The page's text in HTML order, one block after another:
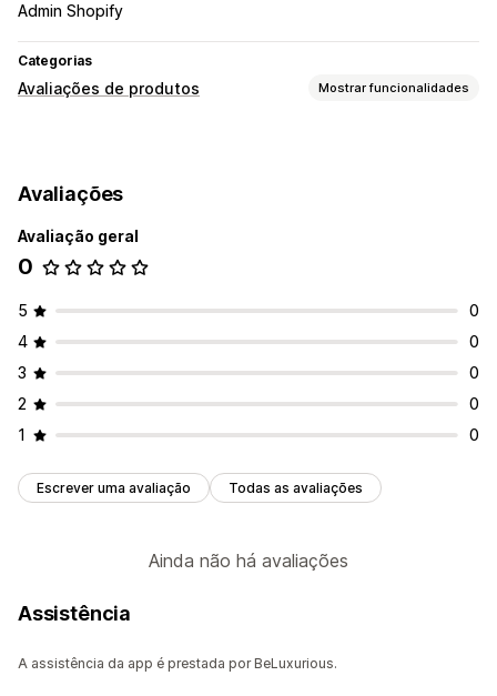
Admin Shopify
Categorias
Avaliações de produtos Mostrar funcionalidades
Avaliações com vídeos
Galerias de conteúdos multimédia
Página de todas as avaliações
Pedidos por e-mail
Avaliações
Avaliação geral
0
5
0
4
0
3
0
2
0
1
0
Escrever uma avaliação Todas as avaliações
Ainda não há avaliações
Assistência
A assistência da app é prestada por BeLuxurious.